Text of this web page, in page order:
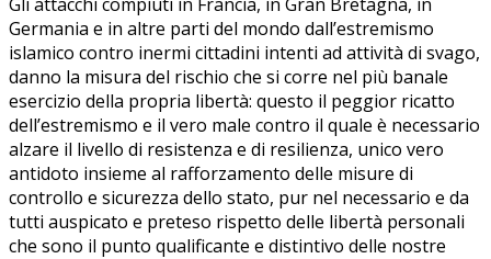
Germania e in altre parti del mondo dall’estremismo
islamico contro inermi cittadini intenti ad attività di svago,
danno la misura del rischio che si corre nel più banale
esercizio della propria libertà: questo il peggior ricatto
dell’estremismo e il vero male contro il quale è necessario
alzare il livello di resistenza e di resilienza, unico vero
antidoto insieme al rafforzamento delle misure di
controllo e sicurezza dello stato, pur nel necessario e da
tutti auspicato e preteso rispetto delle libertà personali
che sono il punto qualificante e distintivo delle nostre